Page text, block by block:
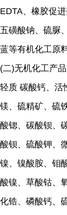
EDTA、橡胶促
五磺酸钠、硫脲
蓝等有机化工原
(二)无机化工产品
轻质 碳酸钙、活
镁、硫精矿、硫
酸锶、碳酸钡、
酸钡、硫酸钾、
镍、镍酸胺、钼
酸镍、草酸钴、
化锆、磷酸钙、